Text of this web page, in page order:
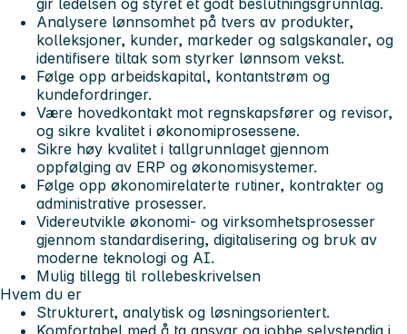
gir ledelsen og styret et godt beslutningsgrunnlag.
Analysere lønnsomhet på tvers av produkter,
kolleksjoner, kunder, markeder og salgskanaler, og
identifisere tiltak som styrker lønnsom vekst.
Følge opp arbeidskapital, kontantstrøm og
kundefordringer.
Være hovedkontakt mot regnskapsfører og revisor,
og sikre kvalitet i økonomiprosessene.
Sikre høy kvalitet i tallgrunnlaget gjennom
oppfølging av ERP og økonomisystemer.
Følge opp økonomirelaterte rutiner, kontrakter og
administrative prosesser.
Videreutvikle økonomi- og virksomhetsprosesser
gjennom standardisering, digitalisering og bruk av
moderne teknologi og AI.
Mulig tillegg til rollebeskrivelsen
Hvem du er
Strukturert, analytisk og løsningsorientert.